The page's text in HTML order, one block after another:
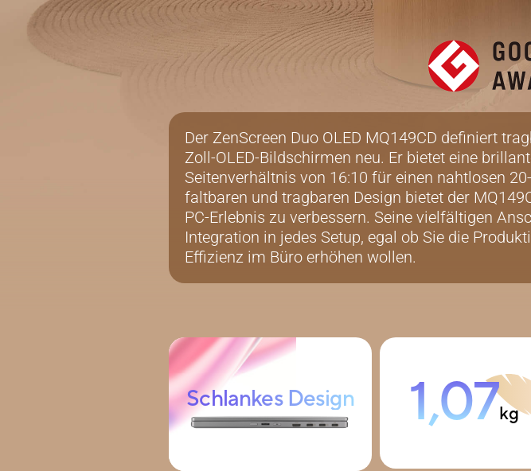
Der ZenScreen Duo OLED MQ149CD definiert
Zoll-OLED-Bildschirmen neu. Er bietet eine
Seitenverhältnis von 16:10 für einen nahtlosen
faltbaren und tragbaren Design bietet der
PC-Erlebnis zu verbessern. Seine vielfältigen
Integration in jedes Setup, egal ob Sie die
Effizienz im Büro erhöhen wollen.
Schlankes Design 1,07kg